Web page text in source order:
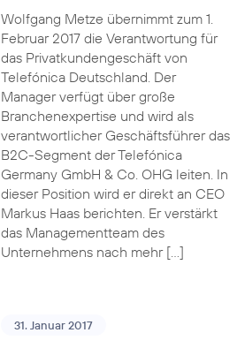
Wolfgang Metze übernimmt zum 1.
Februar 2017 die Verantwortung für
das Privatkundengeschäft von
Telefónica Deutschland. Der
Manager verfügt über große
Branchenexpertise und wird als
verantwortlicher Geschäftsführer das
B2C-Segment der Telefónica
Germany GmbH & Co. OHG leiten. In
dieser Position wird er direkt an CEO
Markus Haas berichten. Er verstärkt
das Managementteam des
Unternehmens nach mehr […]
31. Januar 2017